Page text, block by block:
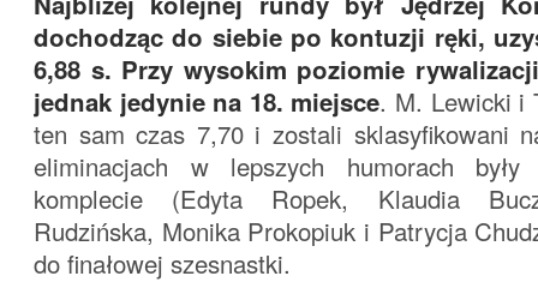
dochodząc do siebie po kontuzji ręki,
6,88 s. Przy wysokim poziomie
jednak jedynie na 18. miejsce. M. Lewicki i
ten sam czas 7,70 i zostali sklasyfikowani
eliminacjach w lepszych humorach
komplecie (Edyta Ropek, Klaudia
Rudzińska, Monika Prokopiuk i Patrycja
do finałowej szesnastki.